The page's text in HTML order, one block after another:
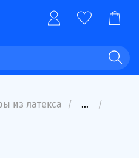
из латекса
...